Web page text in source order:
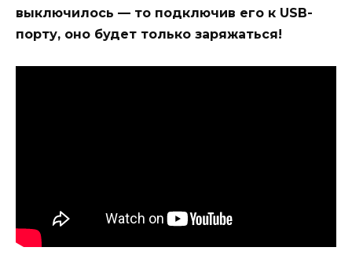
выключилось — то подключив его к USB-
порту, оно будет только заряжаться!